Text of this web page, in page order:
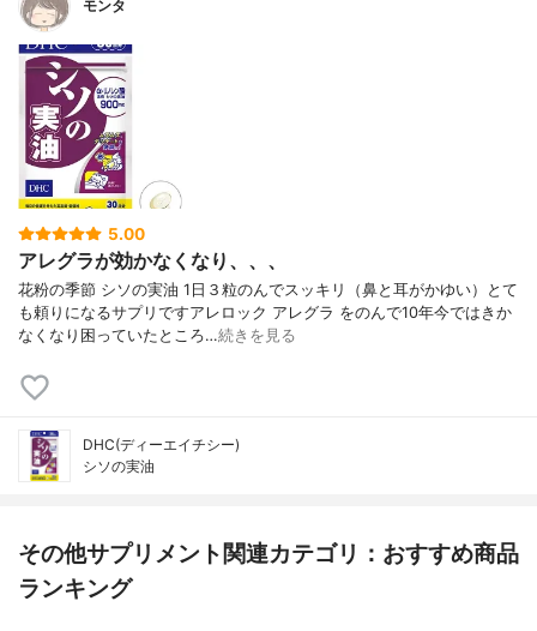
モンタ
5.00
アレグラが効かなくなり、、、
花粉の季節 シソの実油 1日３粒のんでスッキリ（鼻と耳がかゆい）とて
も頼りになるサプリですアレロック アレグラ をのんで10年今ではきか
なくなり困っていたところ…続きを見る
DHC(ディーエイチシー)
シソの実油
その他サプリメント関連カテゴリ：おすすめ商品
ランキング